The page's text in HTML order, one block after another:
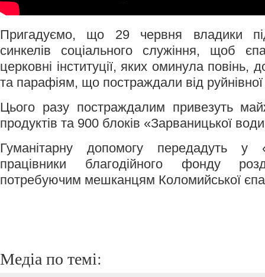
Пригадуємо, що 29 червня владики
синкелів соціального служіння, щоб
церковні інституції, яких оминула повінь,
та парафіям, що постраждали від руйнівної
Цього разу постраждалим привезуть
продуктів та 900 блоків «Зарваницької
Гуманітарну допомогу передадуть у
працівники благодійного фонду
потребуючим мешканцям Коломийської
Медіа по темі: